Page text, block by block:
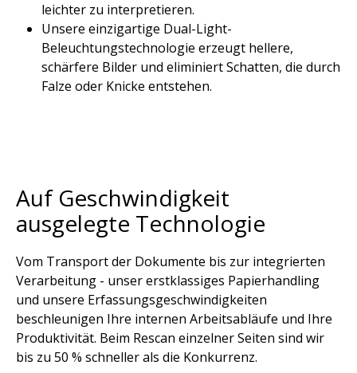
leichter zu interpretieren.​
Unsere einzigartige Dual-Light-
Beleuchtungstechnologie erzeugt hellere,
schärfere Bilder und eliminiert Schatten, die durch
Falze oder Knicke entstehen.​
Auf Geschwindigkeit
ausgelegte Technologie​
Vom Transport der Dokumente bis zur integrierten
Verarbeitung - unser erstklassiges Papierhandling
und unsere Erfassungsgeschwindigkeiten
beschleunigen Ihre internen Arbeitsabläufe und Ihre
Produktivität. Beim Rescan einzelner Seiten sind wir
bis zu 50 % schneller als die Konkurrenz.​